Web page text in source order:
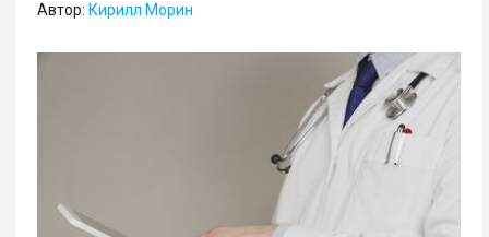
Автор: Кирилл Морин